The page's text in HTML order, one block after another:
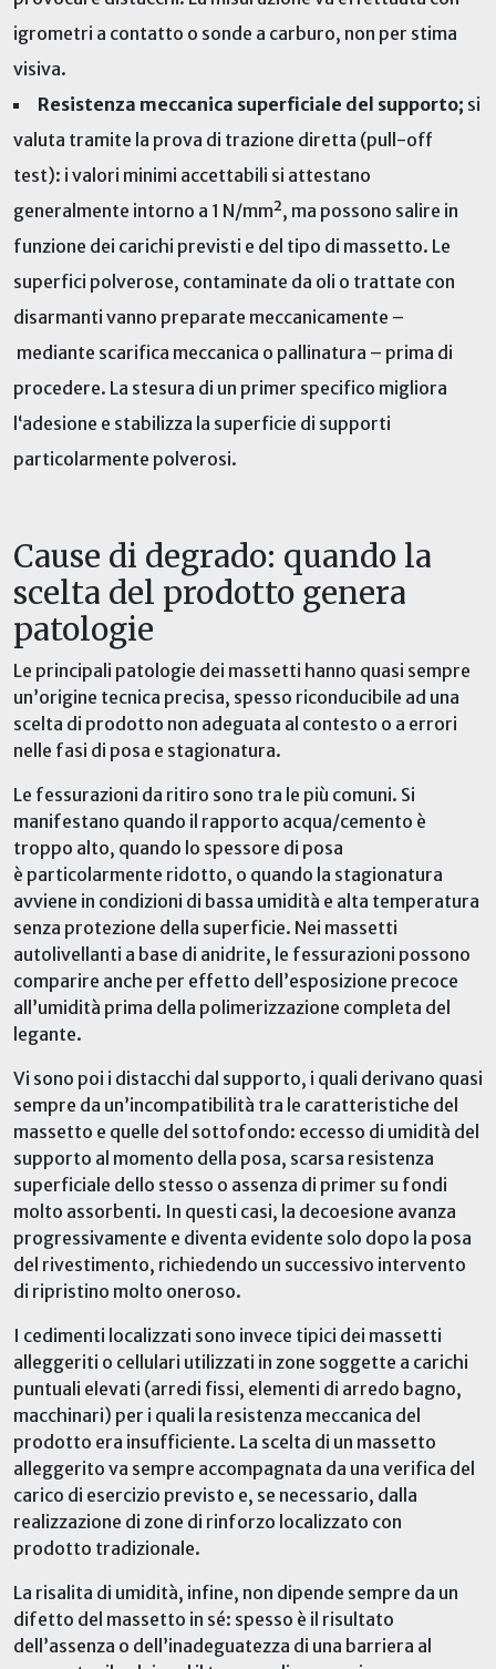
igrometri a contatto o sonde a carburo, non per stima
visiva.
Resistenza meccanica superficiale del supporto; si
valuta tramite la prova di trazione diretta (pull-off
test): i valori minimi accettabili si attestano
generalmente intorno a 1 N/mm², ma possono salire in
funzione dei carichi previsti e del tipo di massetto. Le
superfici polverose, contaminate da oli o trattate con
disarmanti vanno preparate meccanicamente –
mediante scarifica meccanica o pallinatura – prima di
procedere. La stesura di un primer specifico migliora
‘adesione e stabilizza la superficie di supporti
particolarmente polverosi.
Cause di degrado: quando la
scelta del prodotto genera
patologie
Le principali patologie dei massetti hanno quasi sempre
un’origine tecnica precisa, spesso riconducibile ad una
scelta di prodotto non adeguata al contesto o a errori
nelle fasi di posa e stagionatura.
Le fessurazioni da ritiro sono tra le più comuni. Si
manifestano quando il rapporto acqua/cemento è
troppo alto, quando lo spessore di posa
è particolarmente ridotto, o quando la stagionatura
avviene in condizioni di bassa umidità e alta temperatura
senza protezione della superficie. Nei massetti
autolivellanti a base di anidrite, le fessurazioni possono
comparire anche per effetto dell’esposizione precoce
all’umidità prima della polimerizzazione completa del
legante.
Vi sono poi i distacchi dal supporto, i quali derivano quasi
sempre da un’incompatibilità tra le caratteristiche del
massetto e quelle del sottofondo: eccesso di umidità del
supporto al momento della posa, scarsa resistenza
superficiale dello stesso o assenza di primer su fondi
molto assorbenti. In questi casi, la decoesione avanza
progressivamente e diventa evidente solo dopo la posa
del rivestimento, richiedendo un successivo intervento
di ripristino molto oneroso.
I cedimenti localizzati sono invece tipici dei massetti
alleggeriti o cellulari utilizzati in zone soggette a carichi
puntuali elevati (arredi fissi, elementi di arredo bagno,
macchinari) per i quali la resistenza meccanica del
prodotto era insufficiente. La scelta di un massetto
alleggerito va sempre accompagnata da una verifica del
carico di esercizio previsto e, se necessario, dalla
realizzazione di zone di rinforzo localizzato con
prodotto tradizionale.
La risalita di umidità, infine, non dipende sempre da un
difetto del massetto in sé: spesso è il risultato
dell’assenza o dell’inadeguatezza di una barriera al